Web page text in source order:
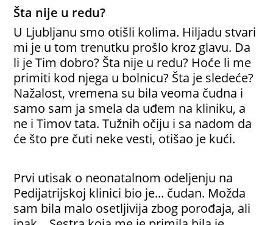
Šta nije u redu?
U Ljubljanu smo otišli kolima. Hiljadu stvari
mi je u tom trenutku prošlo kroz glavu. Da
li je Tim dobro? Šta nije u redu? Hoće li me
primiti kod njega u bolnicu? Šta je sledeće?
Nažalost, vremena su bila veoma čudna i
samo sam ja smela da uđem na kliniku, a
ne i Timov tata. Tužnih očiju i sa nadom da
će što pre čuti neke vesti, otišao je kući.
Prvi utisak o neonatalnom odeljenju na
Pedijatrijskoj klinici bio je... čudan. Možda
sam bila malo osetljivija zbog porođaja, ali